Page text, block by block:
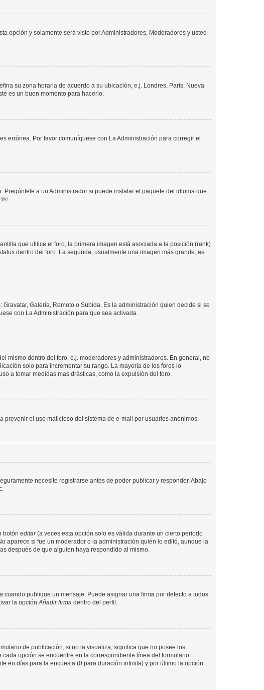
opción y solamente será visto por Administradores, Moderadores y usted
su zona horaria de acuerdo a su ubicación, e.j. Londres, París, Nueva
es un buen momento para hacerlo.
errónea. Por favor comuníquese con La Administración para corregir el
a un Administrador si puede instalar el paquete del idioma que
®
que utilice el foro, la primera imagen está asociada a la posición (rank)
dentro del foro. La segunda, usualmente una imagen más grande, es
Galería, Remoto o Subida. Es la administración quien decide si se
con La Administración para que sea activada.
mismo dentro del foro, e.j. moderadores y administradores. En general, no
solo para incrementar su rango. La mayoría de los foros lo
a tomar medidas mas drásticas, como la expulsión del foro.
el uso malicioso del sistema de e-mail por usuarios anónimos.
necesite registrarse antes de poder publicar y responder. Abajo
botón editar(a veces esta opción solo es válida durante un cierto periodo
aparece si fue un moderador o la administración quién lo editó, aunque la
después de que alguien haya respondido al mismo.
cuando publique un mensaje. Puede asignar una firma por defecto a todos
la opciónAñadir firma dentro del perfil.
de publicación; si no la visualiza, significa que no posee los
opción se encuentre en la correspondiente línea del formulario.
en días para la encuesta (0 para duración infinita) y por último la opción